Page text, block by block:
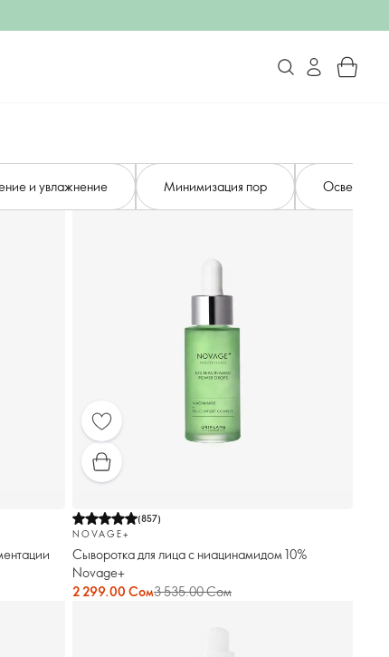
и увлажнение Минимизация пор
(857)
NOVAGE+
Сыворотка для лица с ниацинамидом 10%
Novage+
2 299.00 Сом3 535.00 Сом